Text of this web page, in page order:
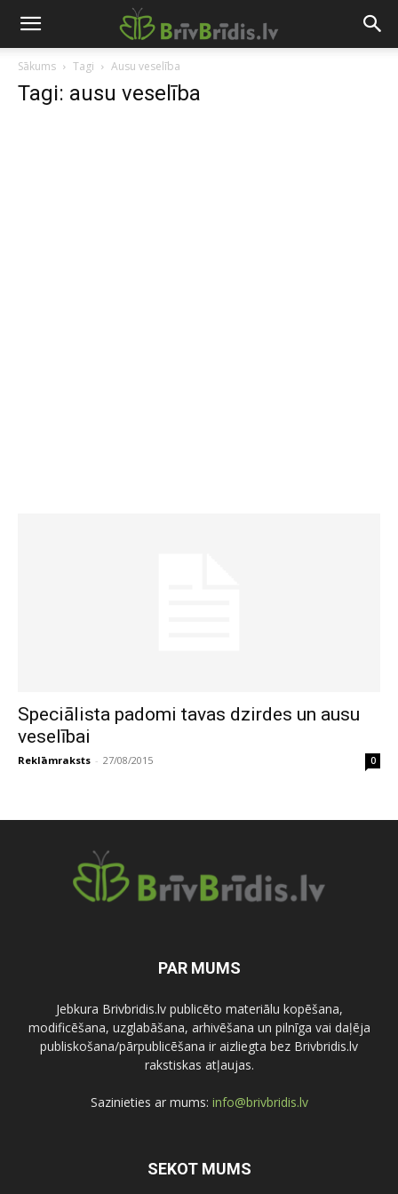
Sākums Tagi Ausu veselība
Tagi: ausu veselība
Speciālista padomi tavas dzirdes un ausu
veselībai
Reklāmraksts - 27/08/2015 0
PAR MUMS
Jebkura Brivbridis.lv publicēto materiālu kopēšana,
modificēšana, uzglabāšana, arhivēšana un pilnīga vai daļēja
publiskošana/pārpublicēšana ir aizliegta bez Brivbridis.lv
rakstiskas atļaujas.
Sazinieties ar mums: info@brivbridis.lv
SEKOT MUMS